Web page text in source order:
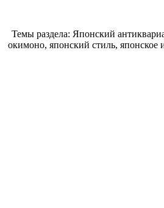
Темы раздела: Японский
окимоно, японский стиль, японское